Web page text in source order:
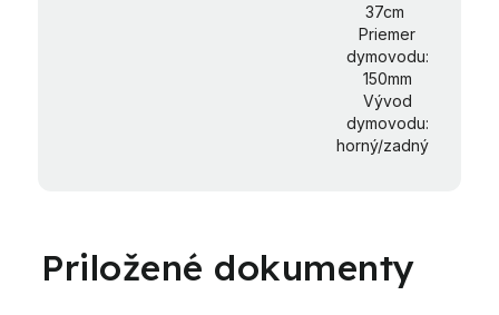
37cm
Priemer
dymovodu:
150mm
Vývod
dymovodu:
horný/zadný